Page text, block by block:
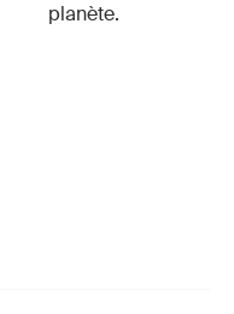
planète.